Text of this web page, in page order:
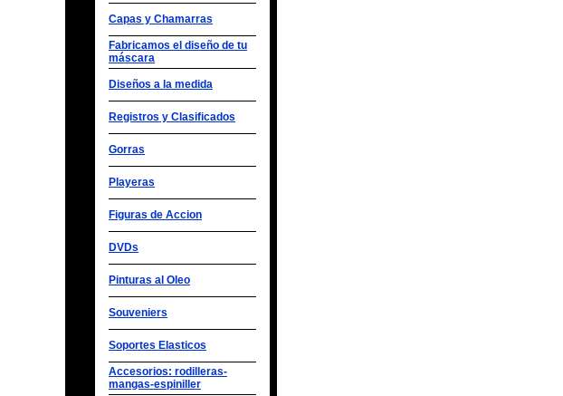
Capas y Chamarras
Fabricamos el diseño de tu
máscara
Diseños a la medida
Registros y Clasificados
Gorras
Playeras
Figuras de Accion
DVDs
Pinturas al Oleo
Souveniers
Soportes Elasticos
Accesorios: rodilleras-
mangas-espiniller